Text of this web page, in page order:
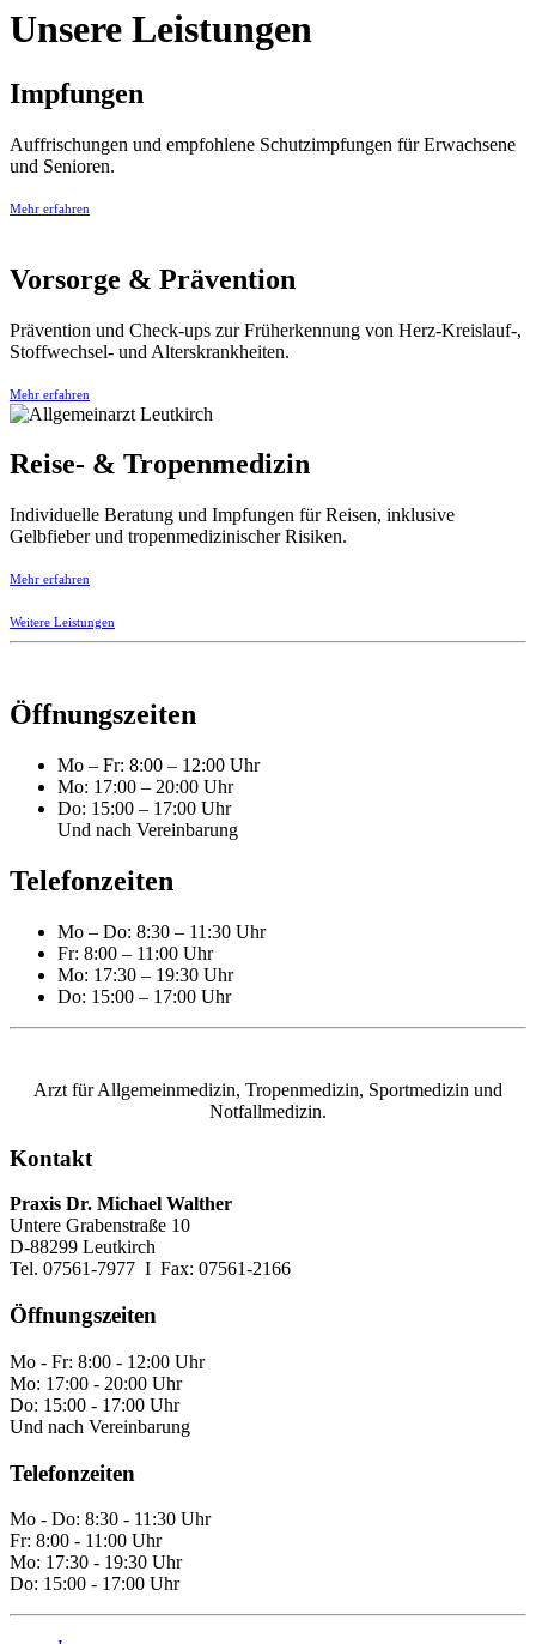
Unsere Leistungen
Impfungen
Auffrischungen und empfohlene Schutzimpfungen für Erwachsene
und Senioren.
Mehr erfahren
Vorsorge & Prävention
Prävention und Check-ups zur Früherkennung von Herz-Kreislauf-,
Stoffwechsel- und Alterskrankheiten.
Mehr erfahren
Reise- & Tropenmedizin
Individuelle Beratung und Impfungen für Reisen, inklusive
Gelbfieber und tropenmedizinischer Risiken.
Mehr erfahren
Weitere Leistungen
Öffnungszeiten
Mo – Fr: 8:00 – 12:00 Uhr
Mo: 17:00 – 20:00 Uhr
Do: 15:00 – 17:00 Uhr
Und nach Vereinbarung
Telefonzeiten
Mo – Do: 8:30 – 11:30 Uhr
Fr: 8:00 – 11:00 Uhr
Mo: 17:30 – 19:30 Uhr
Do: 15:00 – 17:00 Uhr
Arzt für Allgemeinmedizin, Tropenmedizin, Sportmedizin und
Notfallmedizin.
Kontakt
Praxis Dr. Michael Walther
Untere Grabenstraße 10
D-88299 Leutkirch
Tel. 07561-7977 I Fax: 07561-2166
Öffnungszeiten
Mo - Fr: 8:00 - 12:00 Uhr
Mo: 17:00 - 20:00 Uhr
Do: 15:00 - 17:00 Uhr
Und nach Vereinbarung
Telefonzeiten
Mo - Do: 8:30 - 11:30 Uhr
Fr: 8:00 - 11:00 Uhr
Mo: 17:30 - 19:30 Uhr
Do: 15:00 - 17:00 Uhr